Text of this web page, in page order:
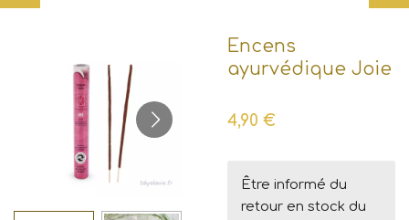
Encens
ayurvédique Joie
4,90 €
Être informé du
retour en stock du